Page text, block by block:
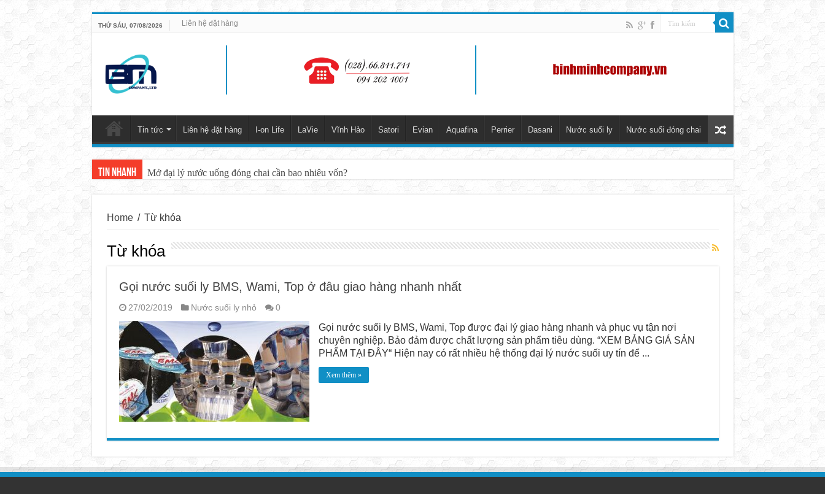
THỨ SÁU, 07/08/2026 Liên hệ đặt hàng
Tin tức Liên hệ đặt hàng I-on Life LaVie Vĩnh Hảo Satori Evian Aquafina Perrier Dasani Nước suối ly Nước suối đóng chai
Tin nhanh Mở đại lý nước uống đóng chai cần bao nhiêu vốn?
Home / Từ khóa
Từ khóa
Gọi nước suối ly BMS, Wami, Top ở đâu giao hàng nhanh nhất
27/02/2019 Nước suối ly nhỏ 0
Gọi nước suối ly BMS, Wami, Top được đại lý giao hàng nhanh và phục vụ tận nơi
chuyên nghiệp. Bảo đảm được chất lượng sản phẩm tiêu dùng. “XEM BẢNG GIÁ SẢN
PHẨM TẠI ĐÂY“ Hiện nay có rất nhiều hệ thống đại lý nước suối uy tín để ...
Xem thêm »